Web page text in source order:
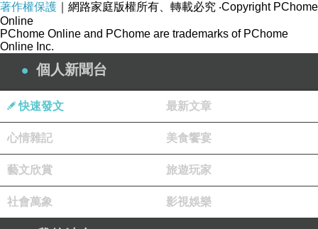
著作權保護 ｜網路家庭版權所有、轉載必究 ‧Copyright PChome
Online
PChome Online and PChome are trademarks of PChome
Online Inc.
個人新聞台
快速發文 最新文章
心情雜記 美食饗宴
藝文欣賞 旅遊玩家
社會萬象 影視娛樂